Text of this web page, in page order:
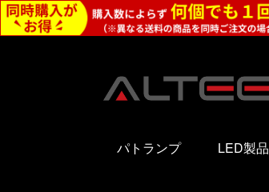
パトランプ LED製品